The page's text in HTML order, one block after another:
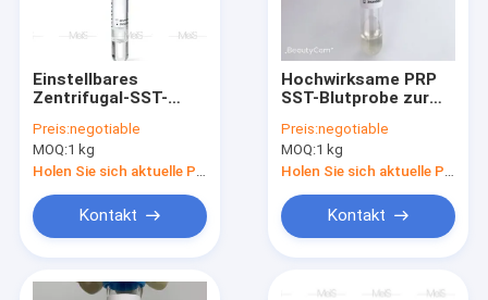
Einstellbares
Zentrifugal-SST-
Trennung
Preis:negotiable
MOQ:1 kg
Kontakt
Hochwirksame PRP
SST-Blutprobe zur
Osteoarthritis
Preis:negotiable
MOQ:1 kg
Kontakt